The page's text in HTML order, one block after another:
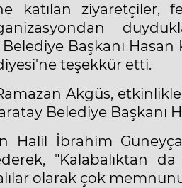
katılan ziyaretçiler,
Başkanı
teşekkür etti.
Akgüs,
Belediye Başkanı
Halil İbrahim
"Kalabalıktan
olarak çok